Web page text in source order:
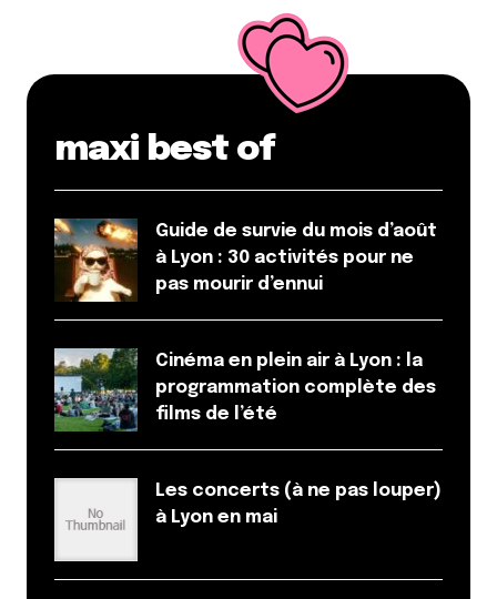
maxi best of
Guide de survie du mois d’août
à Lyon : 30 activités pour ne
pas mourir d’ennui
Cinéma en plein air à Lyon : la
programmation complète des
films de l’été
Les concerts (à ne pas louper)
à Lyon en mai